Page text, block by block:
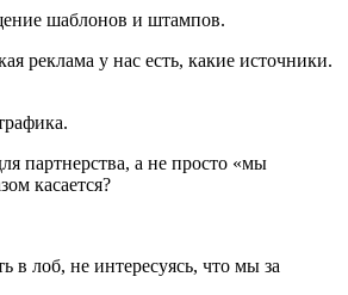
шаблонов и штампов.
реклама у нас есть, какие источники.
партнерства, а не просто «мы
касается?
лоб, не интересуясь, что мы за